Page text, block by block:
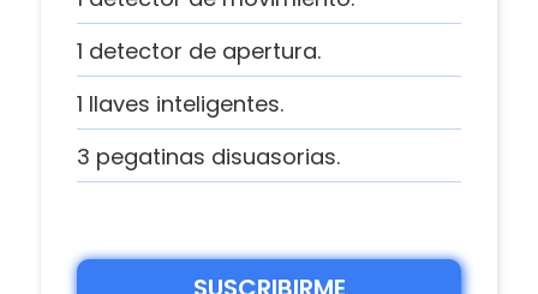
1 detector de apertura.
1 llaves inteligentes.
3 pegatinas disuasorias.